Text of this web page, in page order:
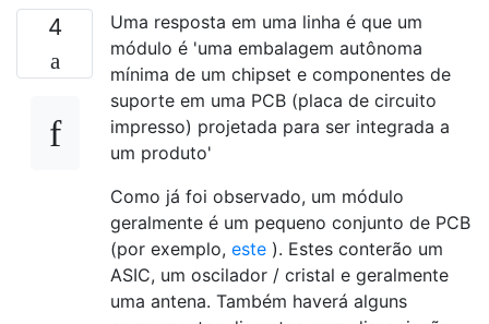
4
Uma resposta em uma linha é que um
módulo é 'uma embalagem autônoma
mínima de um chipset e componentes de
suporte em uma PCB (placa de circuito
impresso) projetada para ser integrada a
um produto'
Como já foi observado, um módulo
geralmente é um pequeno conjunto de PCB
(por exemplo, este ). Estes conterão um
ASIC, um oscilador / cristal e geralmente
uma antena. Também haverá alguns